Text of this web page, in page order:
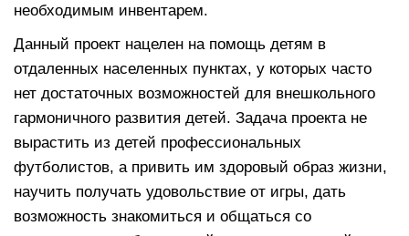
необходимым инвентарем.
Данный проект нацелен на помощь детям в
отдаленных населенных пунктах, у которых часто
нет достаточных возможностей для внешкольного
гармоничного развития детей. Задача проекта не
вырастить из детей профессиональных
футболистов, а привить им здоровый образ жизни,
научить получать удовольствие от игры, дать
возможность знакомиться и общаться со